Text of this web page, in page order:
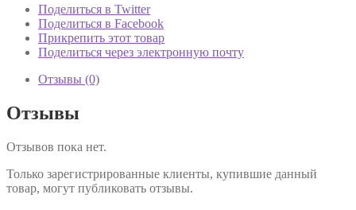
Поделиться в Twitter
Поделиться в Facebook
Прикрепить этот товар
Поделиться через электронную почту
Отзывы (0)
Отзывы
Отзывов пока нет.
Только зарегистрированные клиенты, купившие данный
товар, могут публиковать отзывы.